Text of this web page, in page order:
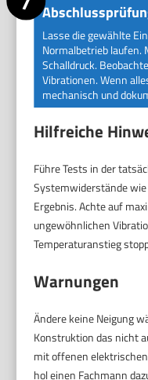
Lasse die gewählte
Normalbetrieb laufen.
Schalldruck.
Vibrationen. Wenn
mechanisch und
Hilfreiche
Führe Tests in der
Systemwiderstände
Ergebnis. Achte auf
ungewöhnlichen
Temperaturanstieg
Warnungen
Ändere keine Neigung
Konstruktion das nicht
mit offenen
hol einen Fachmann